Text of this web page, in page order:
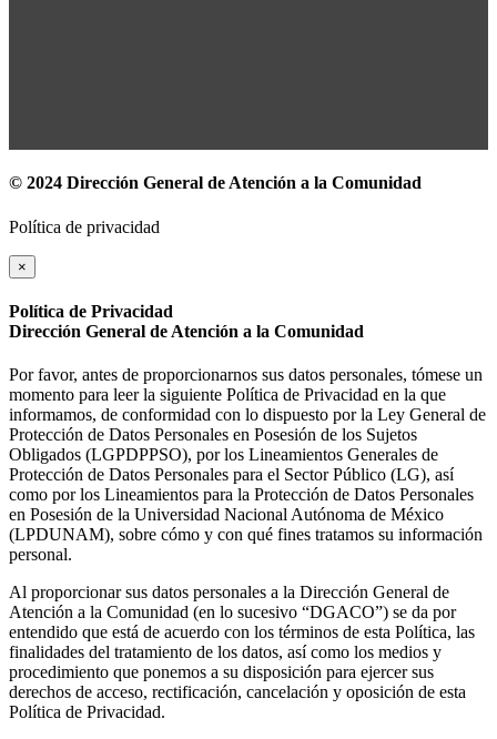
© 2024 Dirección General de Atención a la Comunidad
Política de privacidad
×
Política de Privacidad
Dirección General de Atención a la Comunidad
Por favor, antes de proporcionarnos sus datos personales, tómese un
momento para leer la siguiente Política de Privacidad en la que
informamos, de conformidad con lo dispuesto por la Ley General de
Protección de Datos Personales en Posesión de los Sujetos
Obligados (LGPDPPSO), por los Lineamientos Generales de
Protección de Datos Personales para el Sector Público (LG), así
como por los Lineamientos para la Protección de Datos Personales
en Posesión de la Universidad Nacional Autónoma de México
(LPDUNAM), sobre cómo y con qué fines tratamos su información
personal.
Al proporcionar sus datos personales a la Dirección General de
Atención a la Comunidad (en lo sucesivo “DGACO”) se da por
entendido que está de acuerdo con los términos de esta Política, las
finalidades del tratamiento de los datos, así como los medios y
procedimiento que ponemos a su disposición para ejercer sus
derechos de acceso, rectificación, cancelación y oposición de esta
Política de Privacidad.